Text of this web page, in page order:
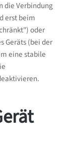
die Verbindung
erst beim
oder
Geräts (bei der
eine stabile